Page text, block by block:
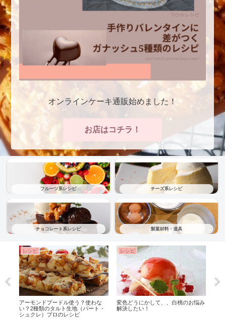
オンラインケーキ通販始めました！
お店はコチラ！
フルーツ系レシピ チーズ系レシピ
チョコレート系レシピ 製菓材料・道具
レシピ
アーモンドプードル使う？使わな
い？2種類のタルト生地（パート・
シュクレ）プロのレシピ
レシピ
変色どうにかして、、白桃のお悩み
解決したい！